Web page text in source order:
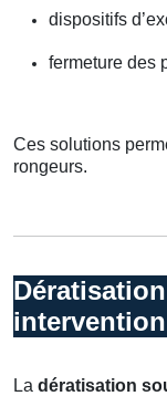
dispositifs
fermeture des
Ces solutions
rongeurs.
La dératisation